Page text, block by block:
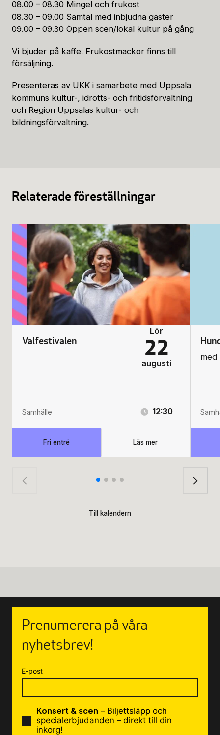
08.00 – 08.30 Mingel och frukost
08.30 – 09.00 Samtal med inbjudna gäster
09.00 – 09.30 Öppen scen/lokal kultur på gång
Vi bjuder på kaffe. Frukostmackor finns till
försäljning.
Presenteras av UKK i samarbete med Uppsala
kommuns kultur-, idrotts- och fritidsförvaltning
och Region Uppsalas kultur- och
bildningsförvaltning.
Relaterade föreställningar
Valfestivalen
Samhälle
Lör
22
augusti
12:30
Fri entré Läs mer
med
Till kalendern
Prenumerera på våra
nyhetsbrev!
E-post
Konsert & scen – Biljettsläpp och
specialerbjudanden – direkt till din
inkorg!